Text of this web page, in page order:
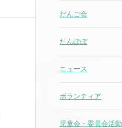
だんご会
たんぽぽ
ニュース
ボランティア
児童会・委員会活動